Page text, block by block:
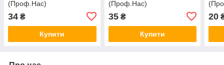
(Проф.Нас)
34 ₴
Купити
(Проф.Нас)
35₴
Купити
20